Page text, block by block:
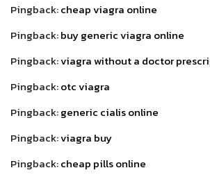
Pingback:cheap viagra online
Pingback:buy generic viagra online
Pingback:viagra without a doctor
Pingback:otc viagra
Pingback:generic cialis online
Pingback:viagra buy
Pingback:cheap pills online